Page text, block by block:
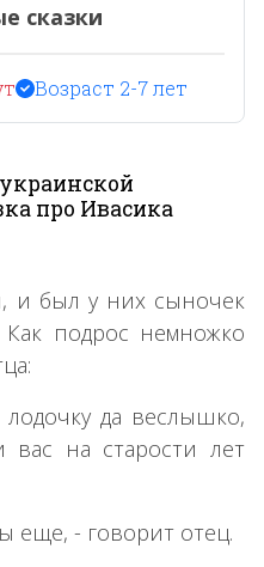
сказки
Возраст 2-7 лет
про Ивасика
и был у них сыночек
подрос немножко
да веслышко,
вас на старости лет
еще, - говорит отец.